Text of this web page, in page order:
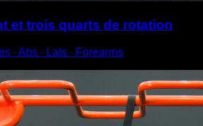
et trois quarts de rotation
∙ Abs ∙ Lats ∙ Forearms